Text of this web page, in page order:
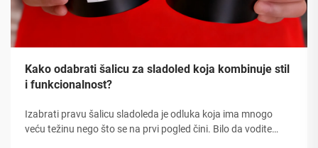
Kako odabrati šalicu za sladoled koja kombinuje stil
i funkcionalnost?
Izabrati pravu šalicu sladoleda je odluka koja ima mnogo
veću težinu nego što se na prvi pogled čini. Bilo da vodite